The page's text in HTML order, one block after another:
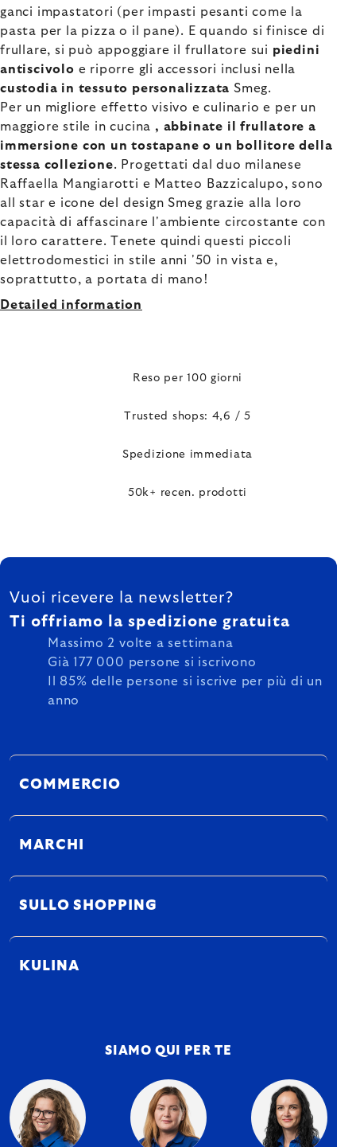
ganci impastatori (per impasti pesanti come la
pasta per la pizza o il pane). E quando si finisce di
frullare, si può appoggiare il frullatore sui piedini
antiscivolo e riporre gli accessori inclusi nella
custodia in tessuto personalizzata Smeg.
Per un migliore effetto visivo e culinario e per un
maggiore stile in cucina , abbinate il frullatore a
immersione con un tostapane o un bollitore della
stessa collezione. Progettati dal duo milanese
Raffaella Mangiarotti e Matteo Bazzicalupo, sono
all star e icone del design Smeg grazie alla loro
capacità di affascinare l'ambiente circostante con
il loro carattere. Tenete quindi questi piccoli
elettrodomestici in stile anni '50 in vista e,
soprattutto, a portata di mano!
Detailed information
Reso per 100 giorni
Trusted shops: 4,6 / 5
Spedizione immediata
50k+ recen. prodotti
FOOTER
Vuoi ricevere la newsletter?
Ti offriamo la spedizione gratuita
Massimo 2 volte a settimana
Già 177 000 persone si iscrivono
Il 85% delle persone si iscrive per più di un
anno
COMMERCIO
MARCHI
SULLO SHOPPING
KULINA
SIAMO QUI PER TE